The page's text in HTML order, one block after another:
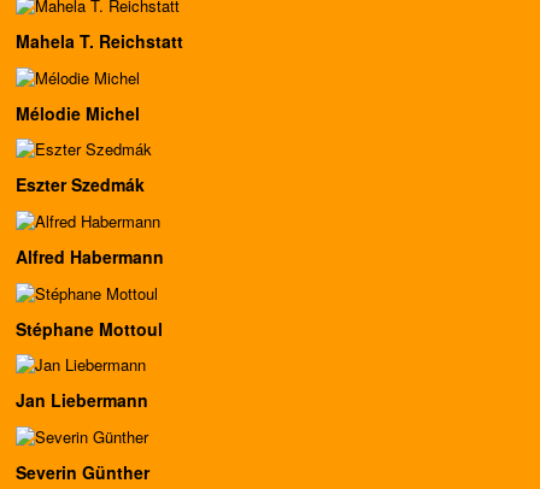
Mahela T. Reichstatt
Mélodie Michel
Eszter Szedmák
Alfred Habermann
Stéphane Mottoul
Jan Liebermann
Severin Günther